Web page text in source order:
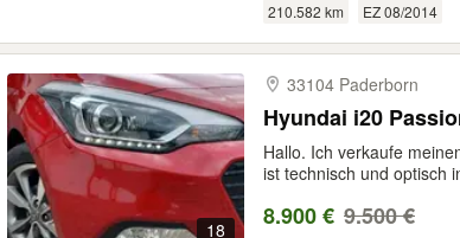
210.582 km EZ 08/2014
18
33104 Paderborn
Hyundai i20
Hallo. Ich verkaufe
ist technisch und optisch
8.900 € 9.500 €